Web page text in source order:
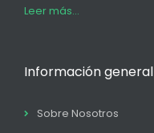
Leer más...
Información general
Sobre Nosotros